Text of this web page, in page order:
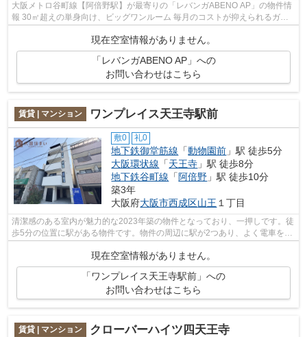
大阪メトロ谷町線【阿倍野駅】が最寄りの「レバンガABENO AP」の物件情
報 30㎡超えの単身向け、ビッグワンルーム 毎月のコストが抑えられるガス
現在空室情報がありません。
「レバンガABENO AP」への
お問い合わせはこちら
賃貸 | マンション ワンプレイス天王寺駅前
敷0 礼0
地下鉄御堂筋線 「動物園前 」駅 徒歩5分
大阪環状線 「天王寺 」駅 徒歩8分
地下鉄谷町線 「 阿倍野 」駅 徒歩10分
築3年
大阪府大阪市西成区山王 １丁目
清潔感のある室内が魅力的な2023年築の物件となっており、一押しです。徒
歩5分の位置に駅がある物件です。物件の周辺に駅が2つあり、よく電車を利
現在空室情報がありません。
「ワンプレイス天王寺駅前」への
お問い合わせはこちら
賃貸 | マンション クローバーハイツ四天王寺